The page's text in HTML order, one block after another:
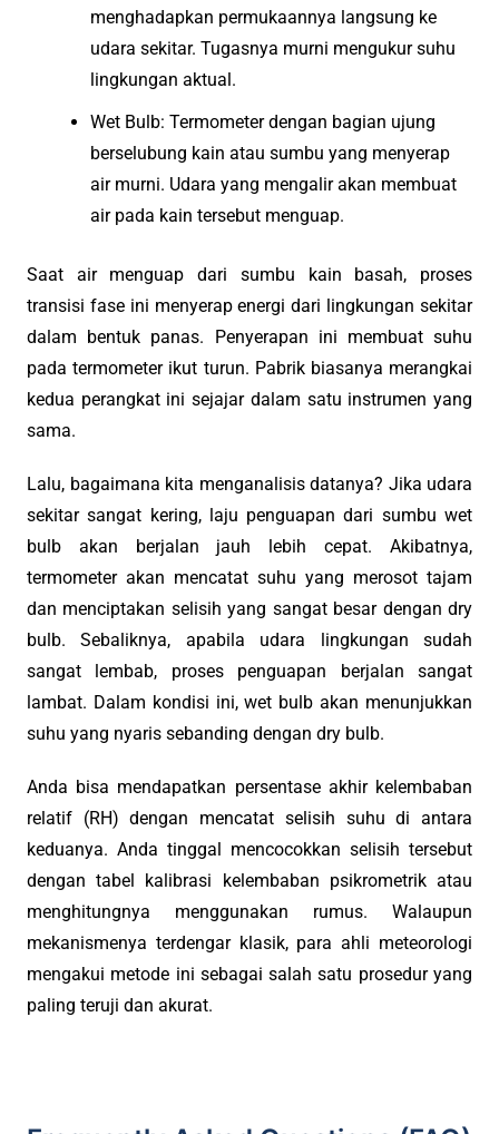
menghadapkan permukaannya langsung ke
udara sekitar. Tugasnya murni mengukur suhu
lingkungan aktual.
Wet Bulb: Termometer dengan bagian ujung
berselubung kain atau sumbu yang menyerap
air murni. Udara yang mengalir akan membuat
air pada kain tersebut menguap.
Saat air menguap dari sumbu kain basah, proses
transisi fase ini menyerap energi dari lingkungan sekitar
dalam bentuk panas. Penyerapan ini membuat suhu
pada termometer ikut turun. Pabrik biasanya merangkai
kedua perangkat ini sejajar dalam satu instrumen yang
sama.
Lalu, bagaimana kita menganalisis datanya? Jika udara
sekitar sangat kering, laju penguapan dari sumbu wet
bulb akan berjalan jauh lebih cepat. Akibatnya,
termometer akan mencatat suhu yang merosot tajam
dan menciptakan selisih yang sangat besar dengan dry
bulb. Sebaliknya, apabila udara lingkungan sudah
sangat lembab, proses penguapan berjalan sangat
lambat. Dalam kondisi ini, wet bulb akan menunjukkan
suhu yang nyaris sebanding dengan dry bulb.
Anda bisa mendapatkan persentase akhir kelembaban
relatif (RH) dengan mencatat selisih suhu di antara
keduanya. Anda tinggal mencocokkan selisih tersebut
dengan tabel kalibrasi kelembaban psikrometrik atau
menghitungnya menggunakan rumus. Walaupun
mekanismenya terdengar klasik, para ahli meteorologi
mengakui metode ini sebagai salah satu prosedur yang
paling teruji dan akurat.